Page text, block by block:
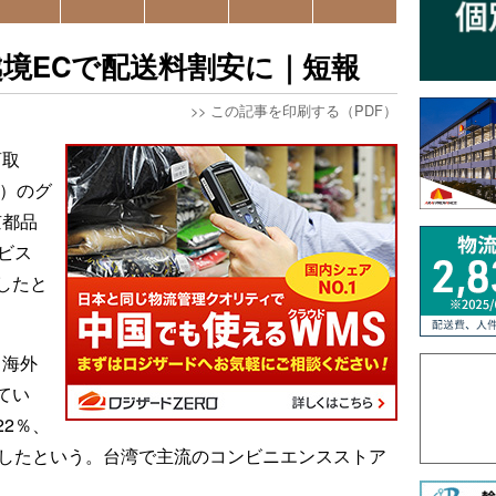
ECで配送料割安に｜短報
>> この記事を印刷する（PDF）
のグ
品
ス
たと
外
い
、
たという。台湾で主流のコンビニエンスストア